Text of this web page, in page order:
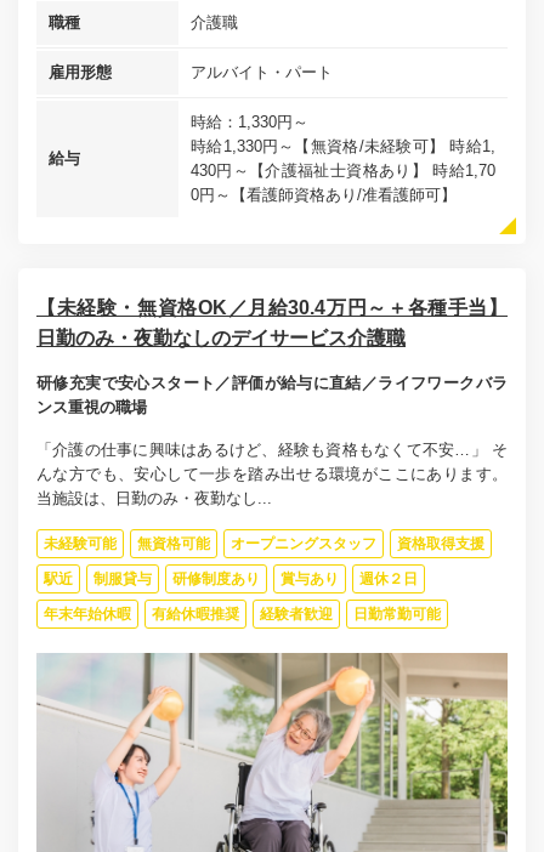
職種 介護職
雇用形態 アルバイト・パート
給与
時給：1,330円～
時給1,330円～【無資格/未経験可】 時給1,
430円～【介護福祉士資格あり】 時給1,70
0円～【看護師資格あり/准看護師可】
【未経験・無資格OK／月給30.4万円～＋各種手当】
日勤のみ・夜勤なしのデイサービス介護職
研修充実で安心スタート／評価が給与に直結／ライフワークバラ
ンス重視の職場
「介護の仕事に興味はあるけど、経験も資格もなくて不安…」 そ
んな方でも、安心して一歩を踏み出せる環境がここにあります。
当施設は、日勤のみ・夜勤なし...
未経験可能 無資格可能 オープニングスタッフ 資格取得支援
駅近 制服貸与 研修制度あり 賞与あり 週休２日
年末年始休暇 有給休暇推奨 経験者歓迎 日勤常勤可能